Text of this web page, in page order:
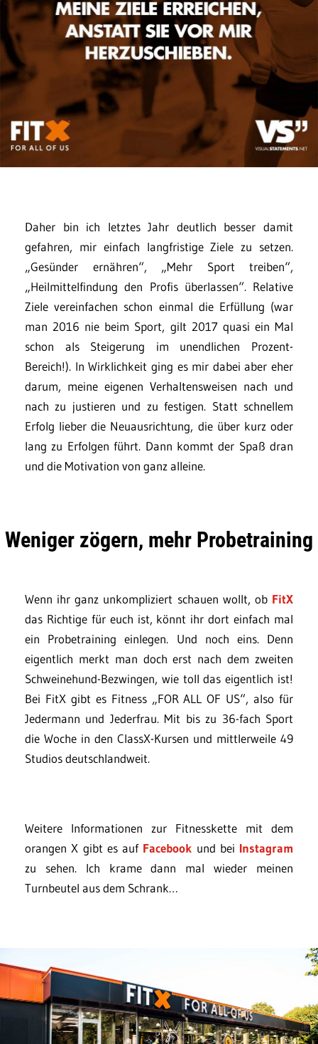
Daher bin ich letztes Jahr deutlich besser damit
gefahren, mir einfach langfristige Ziele zu setzen.
„Gesünder ernähren“, „Mehr Sport treiben“,
„Heilmittelfindung den Profis überlassen“. Relative
Ziele vereinfachen schon einmal die Erfüllung (war
man 2016 nie beim Sport, gilt 2017 quasi ein Mal
schon als Steigerung im unendlichen Prozent-
Bereich!). In Wirklichkeit ging es mir dabei aber eher
darum, meine eigenen Verhaltensweisen nach und
nach zu justieren und zu festigen. Statt schnellem
Erfolg lieber die Neuausrichtung, die über kurz oder
lang zu Erfolgen führt. Dann kommt der Spaß dran
und die Motivation von ganz alleine.
Weniger zögern, mehr Probetraining
Wenn ihr ganz unkompliziert schauen wollt, ob FitX
das Richtige für euch ist, könnt ihr dort einfach mal
ein Probetraining einlegen. Und noch eins. Denn
eigentlich merkt man doch erst nach dem zweiten
Schweinehund-Bezwingen, wie toll das eigentlich ist!
Bei FitX gibt es Fitness „FOR ALL OF US“, also für
Jedermann und Jederfrau. Mit bis zu 36-fach Sport
die Woche in den ClassX-Kursen und mittlerweile 49
Studios deutschlandweit.
Weitere Informationen zur Fitnesskette mit dem
orangen X gibt es auf Facebook und bei Instagram
zu sehen. Ich krame dann mal wieder meinen
Turnbeutel aus dem Schrank…